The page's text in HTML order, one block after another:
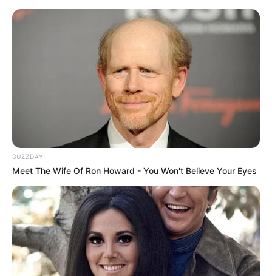
BUZZDAY
Meet The Wife Of Ron Howard - You Won't Believe Your Eyes